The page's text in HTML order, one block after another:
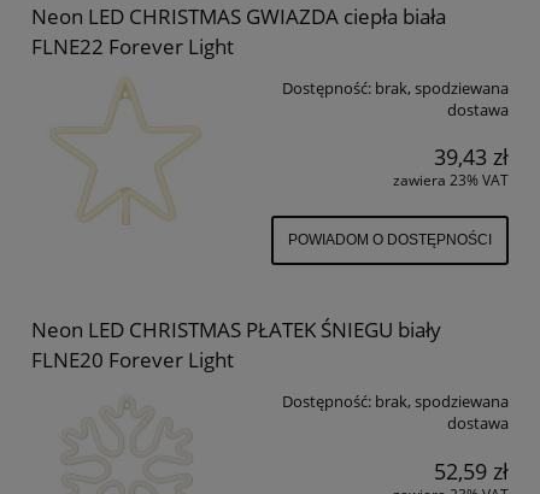
Neon LED CHRISTMAS GWIAZDA ciepła biała
FLNE22 Forever Light
Dostępność: brak, spodziewana
dostawa
39,43 zł
zawiera 23% VAT
POWIADOM O DOSTĘPNOŚCI
Neon LED CHRISTMAS PŁATEK ŚNIEGU biały
FLNE20 Forever Light
Dostępność: brak, spodziewana
dostawa
52,59 zł